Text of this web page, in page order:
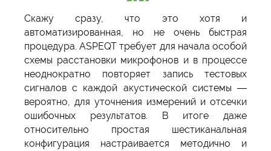
Скажу сразу, что это хотя и
автоматизированная, но не очень быстрая
процедура. ASPEQT требует для начала особой
схемы расстановки микрофонов и в процессе
неоднократно повторяет запись тестовых
сигналов с каждой акустической системы —
вероятно, для уточнения измерений и отсечки
ошибочных результатов. В итоге даже
относительно простая шестиканальная
конфигурация настраивается методично и